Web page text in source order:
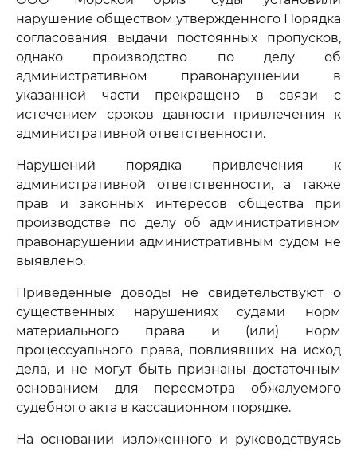
нарушение обществом утвержденного Порядка
согласования выдачи постоянных пропусков,
однако производство по делу об
административном правонарушении в
указанной части прекращено в связи с
истечением сроков давности привлечения к
административной ответственности.
Нарушений порядка привлечения к
административной ответственности, а также
прав и законных интересов общества при
производстве по делу об административном
правонарушении административным судом не
выявлено.
Приведенные доводы не свидетельствуют о
существенных нарушениях судами норм
материального права и (или) норм
процессуального права, повлиявших на исход
дела, и не могут быть признаны достаточным
основанием для пересмотра обжалуемого
судебного акта в кассационном порядке.
На основании изложенного и руководствуясь